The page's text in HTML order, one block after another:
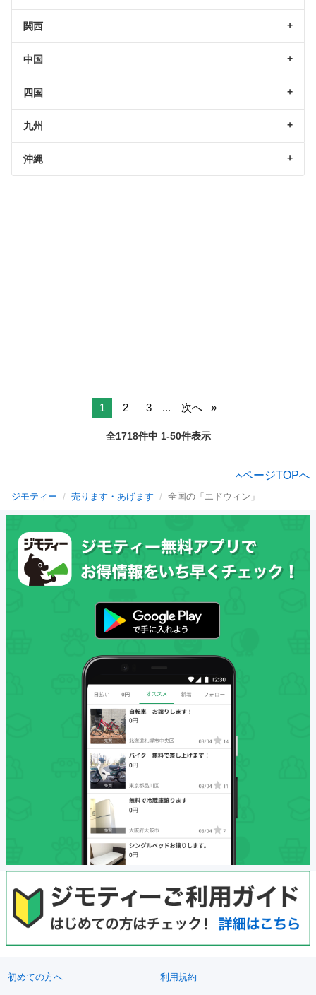
関西
中国
四国
九州
沖縄
1 2 3 ... 次へ
全1718件中 1-50件表示
ページTOPへ
ジモティー 売ります・あげます 全国の「エドウィン」
初めての方へ 利用規約